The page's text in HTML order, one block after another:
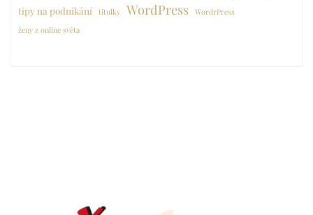
tipy na podnikání titulky WordPress WordrPress
ženy z online světa